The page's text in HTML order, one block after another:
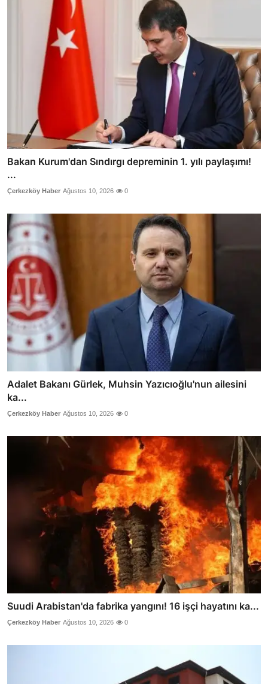
Bakan Kurum'dan Sındırgı depreminin 1. yılı paylaşımı!
...
Çerkezköy Haber Ağustos 10, 2026 0
Adalet Bakanı Gürlek, Muhsin Yazıcıoğlu'nun ailesini
ka...
Çerkezköy Haber Ağustos 10, 2026 0
Suudi Arabistan'da fabrika yangını! 16 işçi hayatını ka...
Çerkezköy Haber Ağustos 10, 2026 0